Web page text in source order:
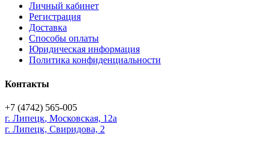
Личный кабинет
Регистрация
Доставка
Способы оплаты
Юридическая информация
Политика конфиденциальности
Контакты
+7 (4742) 565-005
г. Липецк, Московская, 12а
г. Липецк, Свиридова, 2